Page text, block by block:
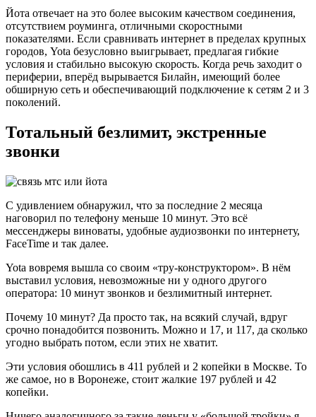
Йота отвечает на это более высоким качеством соединения,
отсутствием роуминга, отличными скоростными
показателями. Если сравнивать интернет в пределах крупных
городов, Yota безусловно выигрывает, предлагая гибкие
условия и стабильно высокую скорость. Когда речь заходит о
периферии, вперёд вырывается Билайн, имеющий более
обширную сеть и обеспечивающий подключение к сетям 2 и 3
поколений.
Тотальный безлимит, экстренные
звонки
С удивлением обнаружил, что за последние 2 месяца
наговорил по телефону меньше 10 минут. Это всё
мессенджеры виноваты, удобные аудиозвонки по интернету,
FaceTime и так далее.
Yota вовремя вышла со своим «тру-конструктором». В нём
выставил условия, невозможные ни у одного другого
оператора: 10 минут звонков и безлимитный интернет.
Почему 10 минут? Да просто так, на всякий случай, вдруг
срочно понадобится позвонить. Можно и 17, и 117, да сколько
угодно выбрать потом, если этих не хватит.
Эти условия обошлись в 411 рублей и 2 копейки в Москве. То
же самое, но в Воронеже, стоит жалкие 197 рублей и 42
копейки.